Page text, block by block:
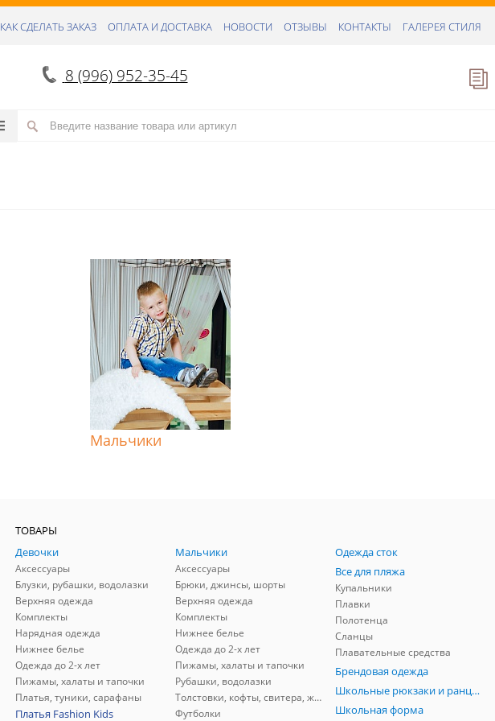
КАК СДЕЛАТЬ ЗАКАЗ ОПЛАТА И ДОСТАВКА НОВОСТИ ОТЗЫВЫ КОНТАКТЫ ГАЛЕРЕЯ СТИЛЯ
8 (996) 952-35-45
Мальчики
ТОВАРЫ
Девочки
Аксессуары
Блузки, рубашки, водолазки
Верхняя одежда
Комплекты
Нарядная одежда
Нижнее белье
Одежда до 2-х лет
Пижамы, халаты и тапочки
Платья, туники, сарафаны
Платья Fashion Kids
Мальчики
Аксессуары
Брюки, джинсы, шорты
Верхняя одежда
Комплекты
Нижнее белье
Одежда до 2-х лет
Пижамы, халаты и тапочки
Рубашки, водолазки
Толстовки, кофты, свитера, жилеты
Футболки
Одежда сток
Все для пляжа
Купальники
Плавки
Полотенца
Сланцы
Плавательные средства
Брендовая одежда
Школьные рюкзаки и ранцы, мешки для обуви
Школьная форма